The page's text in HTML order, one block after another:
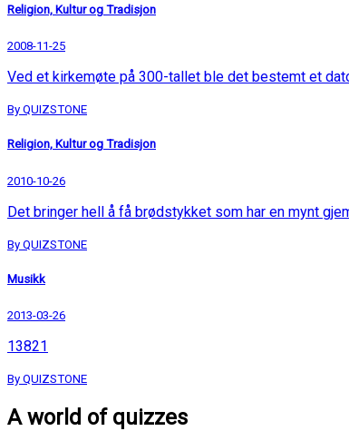
Religion, Kultur og Tradisjon
2008-11-25
Ved et kirkemøte på 300-tallet ble det bestemt et
By QUIZSTONE
Religion, Kultur og Tradisjon
2010-10-26
Det bringer hell å få brødstykket som har en mynt
By QUIZSTONE
Musikk
2013-03-26
13821
By QUIZSTONE
A world of quizzes